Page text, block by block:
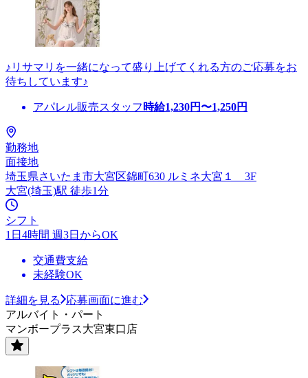
♪リサマリを一緒になって盛り上げてくれる方のご応募をお
待ちしています♪
アパレル販売スタッフ 時給1,230円〜1,250円
勤務地
面接地
埼玉県さいたま市大宮区錦町630 ルミネ大宮１ 3F
大宮(埼玉)駅 徒歩1分
シフト
1日4時間 週3日からOK
交通費支給
未経験OK
詳細を見る
応募画面に進む
アルバイト・パート
マンボープラス大宮東口店